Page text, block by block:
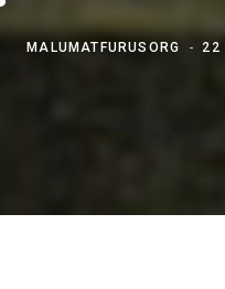
MALUMATFURUSORG 22